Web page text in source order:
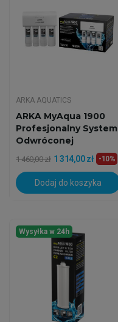
ARKA AQUATICS
ARKA MyAqua 1900
Profesjonalny System
Odwróconej
Osmozy...
1 460,00 zł 1 314,00 zł -10%
Dodaj do koszyka
Wysyłka w 24h